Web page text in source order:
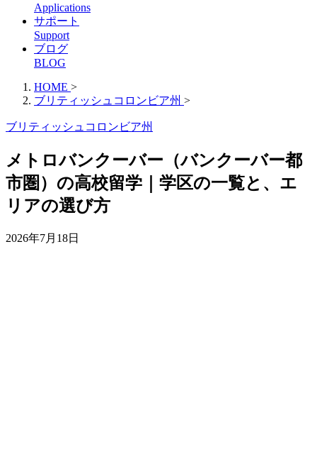
Applications
サポート
Support
ブログ
BLOG
HOME >
ブリティッシュコロンビア州 >
ブリティッシュコロンビア州
メトロバンクーバー（バンクーバー都
市圏）の高校留学｜学区の一覧と、エ
リアの選び方
2026年7月18日